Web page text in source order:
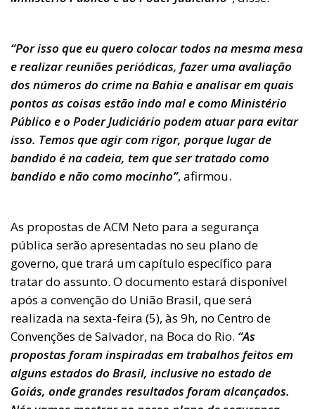
“Por isso que eu quero colocar todos na mesma mesa
e realizar reuniões periódicas, fazer uma avaliação
dos números do crime na Bahia e analisar em quais
pontos as coisas estão indo mal e como Ministério
Público e o Poder Judiciário podem atuar para evitar
isso. Temos que agir com rigor, porque lugar de
bandido é na cadeia, tem que ser tratado como
bandido e não como mocinho”, afirmou.
As propostas de ACM Neto para a segurança
pública serão apresentadas no seu plano de
governo, que trará um capítulo específico para
tratar do assunto. O documento estará disponível
após a convenção do União Brasil, que será
realizada na sexta-feira (5), às 9h, no Centro de
Convenções de Salvador, na Boca do Rio. “As
propostas foram inspiradas em trabalhos feitos em
alguns estados do Brasil, inclusive no estado de
Goiás, onde grandes resultados foram alcançados.